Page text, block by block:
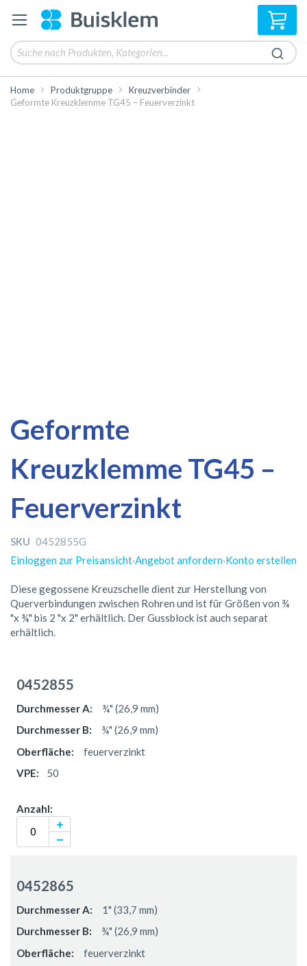
Home Produktgruppe
Kreuzverbinder
Geformte Kreuzklemme TG45 – Feuerverzinkt
Geformte
Kreuzklemme TG45 –
Feuerverzinkt
SKU 0452855G
Einloggen zur Preisansicht·Angebot anfordern·Konto erstellen
Diese gegossene Kreuzschelle dient zur Herstellung von
Querverbindungen zwischen Rohren und ist für Größen von ¾
"x ¾" bis 2 "x 2" erhältlich. Der Gussblock ist auch separat
erhältlich.
Ende
Bildergalerie
springen
Anfang
Bildergalerie
springen
Artikel
0452855
¾" (26,9 mm)
¾" (26,9 mm)
feuerverzinkt
50
0452865
1" (33,7 mm)
¾" (26,9 mm)
feuerverzinkt